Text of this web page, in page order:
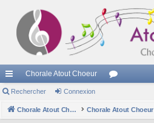
cc
ès
Chorale Atout Choeur
u
Rechercher Connexion
Chorale Atout Choeur Chorale Atout Choeur